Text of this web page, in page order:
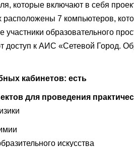
которые включают в себя
7 компьютеров,
образовательного
доступ к АИС «Сетевой Город.
кабинетов: есть
для проведения
искусства